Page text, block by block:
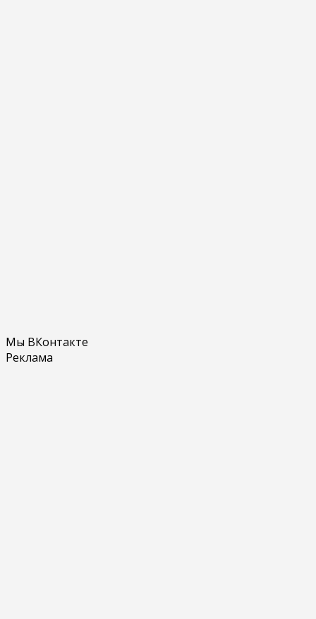
Мы ВКонтакте
Реклама